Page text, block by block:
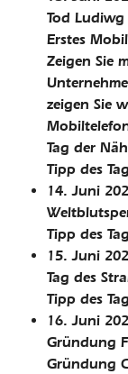
Tod Ludiwg
Erstes
Zeigen Sie
zeigen Sie
Tag der
Tipp des
14. Juni
Tipp des
15. Juni
Tag des
Tipp des
16. Juni
Gründung
Gründung